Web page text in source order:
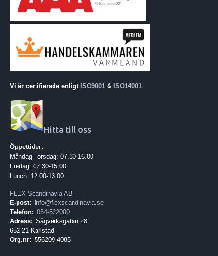
Vi är certifierade enligt ISO9001 & ISO14001
Hitta till oss
Öppettider:
Måndag-Torsdag: 07.30-16.00
Fredag: 07.30-15.00
Lunch: 12.00-13.00
FLEX Scandinavia AB
E-post: info@flexscandinavia.se
Telefon: 054-522000
Adress: Sågverksgatan 28
652 21 Karlstad
Org.nr: 556209-4085